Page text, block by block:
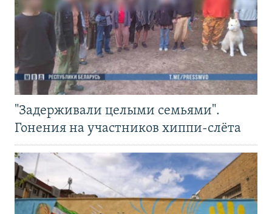
"Задерживали целыми семьями".
Гонения на участников хиппи-слёта